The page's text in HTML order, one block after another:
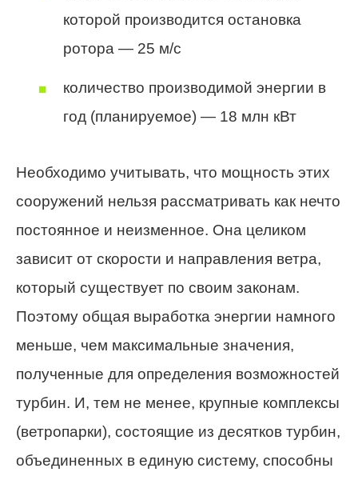
которой производится остановка
ротора — 25 м/с
количество производимой энергии в
год (планируемое) — 18 млн кВт
Необходимо учитывать, что мощность этих
сооружений нельзя рассматривать как нечто
постоянное и неизменное. Она целиком
зависит от скорости и направления ветра,
который существует по своим законам.
Поэтому общая выработка энергии намного
меньше, чем максимальные значения,
полученные для определения возможностей
турбин. И, тем не менее, крупные комплексы
(ветропарки), состоящие из десятков турбин,
объединенных в единую систему, способны